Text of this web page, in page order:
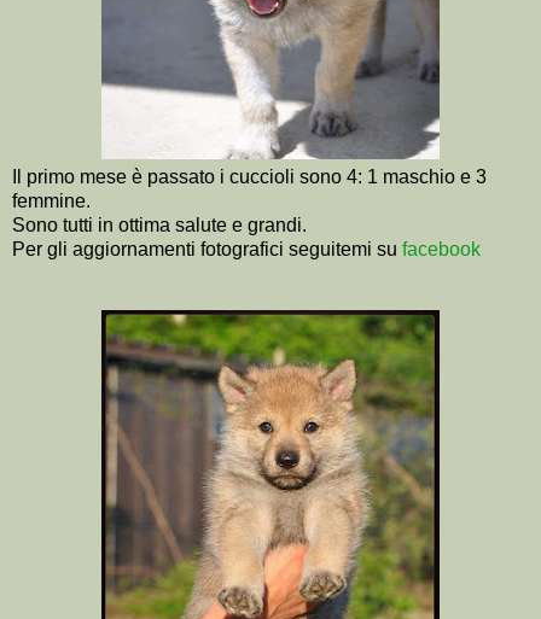
Il primo mese è passato i cuccioli sono 4: 1 maschio e 3
femmine.
Sono tutti in ottima salute e grandi.
Per gli aggiornamenti fotografici seguitemi su facebook